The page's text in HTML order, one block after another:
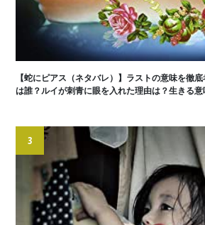
【蛇にピアス（ネタバレ）】ラストの意味を徹
は誰？ルイが刺青に眼を入れた理由は？生きる
3